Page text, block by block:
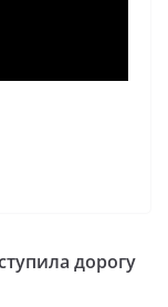
дорогу